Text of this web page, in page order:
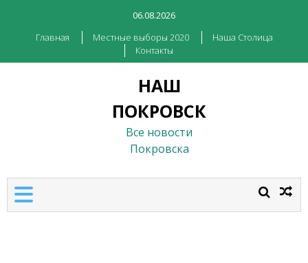
06.08.2026
Главная
Местные выборы 2020
Наша Столица
Контакты
НАШ
ПОКРОВСК
Все новости
Покровска